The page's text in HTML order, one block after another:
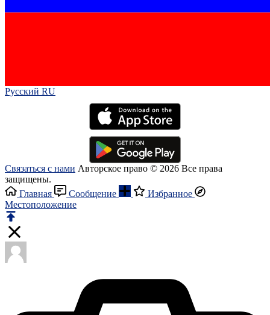
Русский RU‎
Связаться с нами Авторское право © 2026 Все права
защищены.
Главная
Сообщение
Избранное
Местоположение